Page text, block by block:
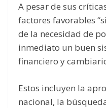
A pesar de sus
factores favorables
de la necesidad de
inmediato un buen
financiero y
Estos incluyen la
nacional, la